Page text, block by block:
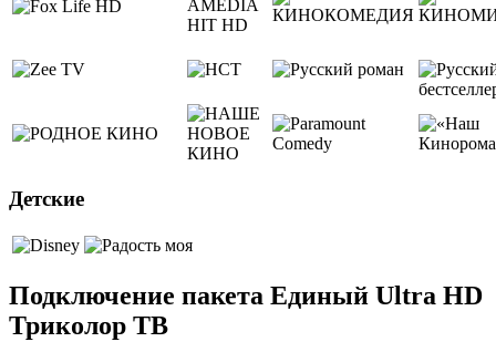
Детские
Подключение пакета Единый Ultra HD
Триколор ТВ